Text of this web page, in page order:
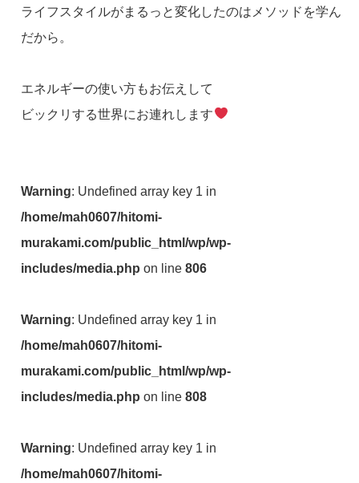
ライフスタイルがまるっと変化したのはメソッドを学ん
だから。
エネルギーの使い方もお伝えして
ビックリする世界にお連れします
Warning: Undefined array key 1 in
/home/mah0607/hitomi-
murakami.com/public_html/wp/wp-
includes/media.php on line806
Warning: Undefined array key 1 in
/home/mah0607/hitomi-
murakami.com/public_html/wp/wp-
includes/media.php on line808
Warning: Undefined array key 1 in
/home/mah0607/hitomi-